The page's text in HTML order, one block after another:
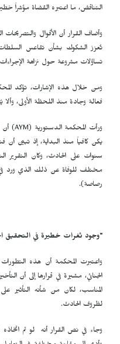
التناقض، ما اعتبره القضاة مؤشراً
وأضاف القرار أن الأقوال
تُعزز الشكوك بشأن تقاعس
تساؤلات مشروعة حول نزاهة
ومن خلال هذه الإشارات، تؤكد
فعالة وجادة منذ اللحظة الأولى،
ورأت المحكمة الدستورية (AYM) أن
يكن كافياً منذ البداية، إذ تبيّن أن
مختلف للوفاة عن ذلك الذي ورد في
رصاصة).
"وجود ثغرات خطيرة في التحقيق
واعتبرت المحكمة أن هذه
الجنائي، مشيرة في قرارها إلى أن
المناسب، لكان من شأنه التأثير
لظروف الحادث.
وجاء في نص القرار أنه لو تم